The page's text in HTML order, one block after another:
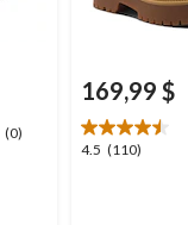
(0)
169,99 $
4.5 (110)
4.5